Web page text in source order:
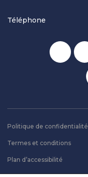
Téléphone
Politique de confidentialité
Termes et conditions
Plan d’accessibilité